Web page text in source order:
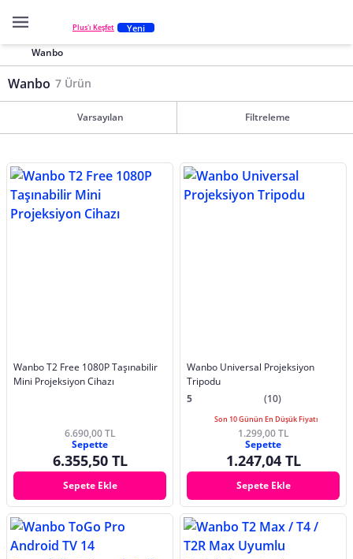
Plus'ı Keşfet Yeni
Wanbo
Wanbo 7 Ürün
Varsayılan Filtreleme
Wanbo T2 Free 1080P Taşınabilir
Mini Projeksiyon Cihazı
6.690,00 TL
Sepette
6.355,50 TL
Sepete Ekle
Wanbo Universal Projeksiyon
Tripodu
5
(10)
Son 10 Günün En Düşük Fiyatı
1.299,00 TL
Sepette
1.247,04 TL
Sepete Ekle